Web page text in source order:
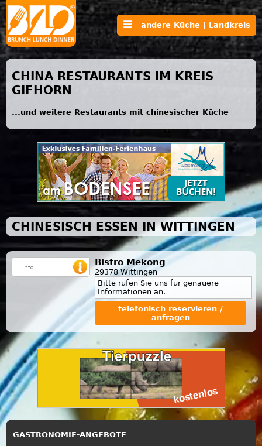
andere Küche | Landkreis
CHINA RESTAURANTS IM KREIS
GIFHORN
...und weitere Restaurants mit chinesischer Küche
CHINESISCH ESSEN IN WITTINGEN
Bistro Mekong
29378 Wittingen
Bitte rufen Sie uns für genauere
Informationen an.
telefonisch reservieren /
anfragen
GASTRONOMIE-ANGEBOTE